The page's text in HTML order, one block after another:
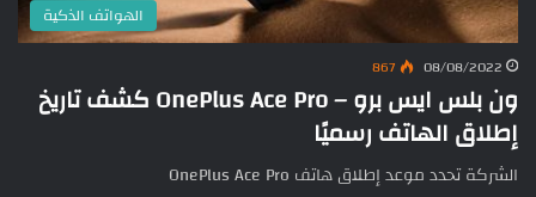
الهواتف الذكية
08/08/2022
867
ون بلس ايس برو – OnePlus Ace Pro كشف تاريخ
إطلاق الهاتف رسميًا
الشركة تحدد موعد إطلاق هاتف OnePlus Ace Pro